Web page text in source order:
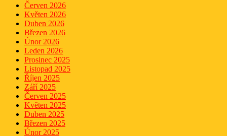
Červen 2026
Květen 2026
Duben 2026
Březen 2026
Únor 2026
Leden 2026
Prosinec 2025
Listopad 2025
Říjen 2025
Září 2025
Červen 2025
Květen 2025
Duben 2025
Březen 2025
Únor 2025